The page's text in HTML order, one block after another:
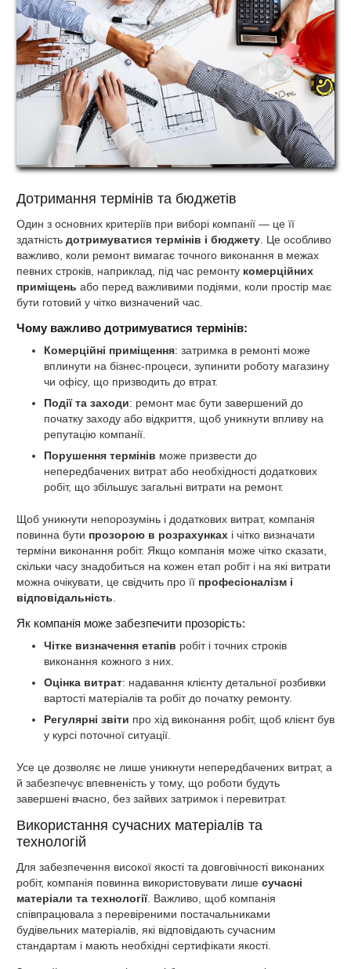
Дотримання термінів та бюджетів
Один з основних критеріїв при виборі компанії — це її
здатність дотримуватися термінів і бюджету . Це особливо
важливо, коли ремонт вимагає точного виконання в межах
певних строків, наприклад, під час ремонту комерційних
приміщень або перед важливими подіями, коли простір має
бути готовий у чітко визначений час.
Чому важливо дотримуватися термінів:
Комерційні приміщення: затримка в ремонті може
вплинути на бізнес-процеси, зупинити роботу магазину
чи офісу, що призводить до втрат.
Події та заходи: ремонт має бути завершений до
початку заходу або відкриття, щоб уникнути впливу на
репутацію компанії.
Порушення термінів може призвести до
непередбачених витрат або необхідності додаткових
робіт, що збільшує загальні витрати на ремонт.
Щоб уникнути непорозумінь і додаткових витрат, компанія
повинна бути прозорою в розрахунках і чітко визначати
терміни виконання робіт. Якщо компанія може чітко сказати,
скільки часу знадобиться на кожен етап робіт і на які витрати
можна очікувати, це свідчить про її професіоналізм і
відповідальність.
Як компанія може забезпечити прозорість:
Чітке визначення етапів робіт і точних строків
виконання кожного з них.
Оцінка витрат: надавання клієнту детальної розбивки
вартості матеріалів та робіт до початку ремонту.
Регулярні звіти про хід виконання робіт, щоб клієнт був
у курсі поточної ситуації.
Усе це дозволяє не лише уникнути непередбачених витрат, а
й забезпечує впевненість у тому, що роботи будуть
завершені вчасно, без зайвих затримок і перевитрат.
Використання сучасних матеріалів та
технологій
Для забезпечення високої якості та довговічності виконаних
робіт, компанія повинна використовувати лише сучасні
матеріали та технології. Важливо, щоб компанія
співпрацювала з перевіреними постачальниками
будівельних матеріалів, які відповідають сучасним
стандартам і мають необхідні сертифікати якості.